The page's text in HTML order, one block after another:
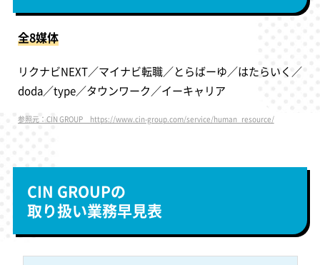
全8媒体
リクナビNEXT／マイナビ転職／とらばーゆ／はたらいく／
doda／type／タウンワーク／イーキャリア
参照元：CIN GROUP https://www.cin-group.com/service/human_resource/
CIN GROUPの
取り扱い業務早見表